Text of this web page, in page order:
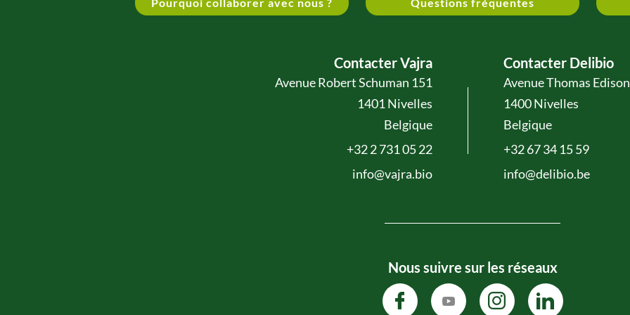
Contacter Vajra
Avenue Robert Schuman 151
1401 Nivelles
Belgique
+32 2 731 05 22
info@vajra.bio
Contacter Delibio
Avenue Thomas
1400 Nivelles
Belgique
+32 67 34 15 59
info@delibio.be
Nous suivre sur les réseaux